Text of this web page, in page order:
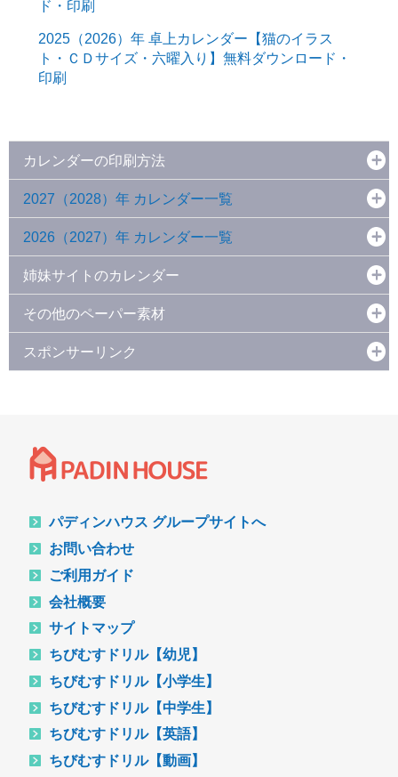
ド・印刷
2025（2026）年 卓上カレンダー【猫のイラス
ト・ＣＤサイズ・六曜入り】無料ダウンロード・
印刷
カレンダーの印刷方法
2027（2028）年 カレンダー一覧
2026（2027）年 カレンダー一覧
姉妹サイトのカレンダー
その他のペーパー素材
スポンサーリンク
パディンハウス グループサイトへ
お問い合わせ
ご利用ガイド
会社概要
サイトマップ
ちびむすドリル【幼児】
ちびむすドリル【小学生】
ちびむすドリル【中学生】
ちびむすドリル【英語】
ちびむすドリル【動画】